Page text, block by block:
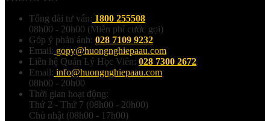
Tổng đài tư vấn: 1800 255508
08h00 - 20h00 (Miễn phí cước gọi)
Góp ý phản ánh: 028 7109 9232
Email: gopy@huongnghiepaau.com
Liên hệ Quản Lý Học Viên: 028 7300 2672
Email: info@huongnghiepaau.com
08h00 - 20h00
Thời gian hoạt động:
Thứ 2 - Thứ 7 (08h00 - 20h00)
Chủ nhật (08h00 - 17h00)